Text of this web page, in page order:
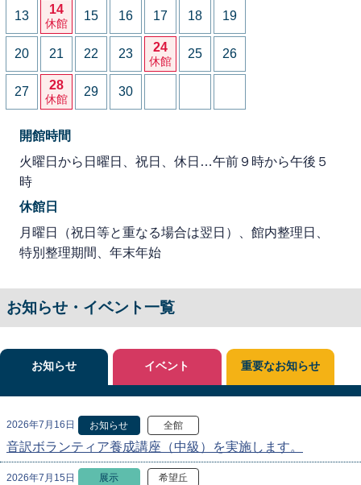
13 14
休館
15 16 17 18 19
20 21 22 23 24
休館
25 26
27 28
休館
29 30
開館時間
火曜日から日曜日、祝日、休日…午前９時から午後５
時
休館日
月曜日（祝日等と重なる場合は翌日）、館内整理日、
特別整理期間、年末年始
お知らせ・イベント一覧
お知らせ
2026年7月16日 お知らせ 全館
音訳ボランティア養成講座（中級）を実施します。
2026年7月15日 展示 希望丘
イベント 重要なお知らせ